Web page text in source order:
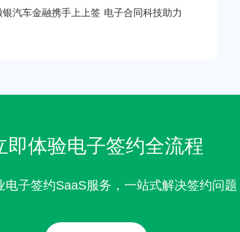
银汽车金融携手上上签 电子合同科技助力
即体验电子签约全流程
电子签约SaaS服务，一站式解决签约问题